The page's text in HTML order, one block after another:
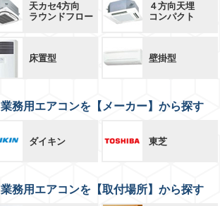
天カセ4方向
ラウンドフロー
４方向天埋
コンパクト
床置型 壁掛型
業務用エアコンを【メーカー】から探す
ダイキン 東芝
業務用エアコンを【取付場所】から探す